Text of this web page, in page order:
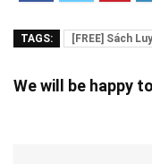
TAGS: [FREE] Sách
We will be happy